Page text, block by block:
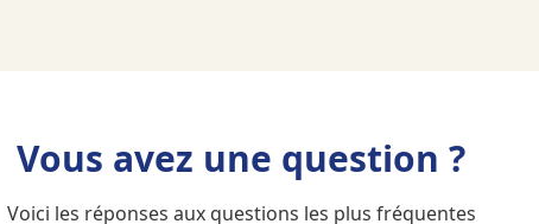
Vous avez une question ?
Voici les réponses aux questions les plus fréquentes